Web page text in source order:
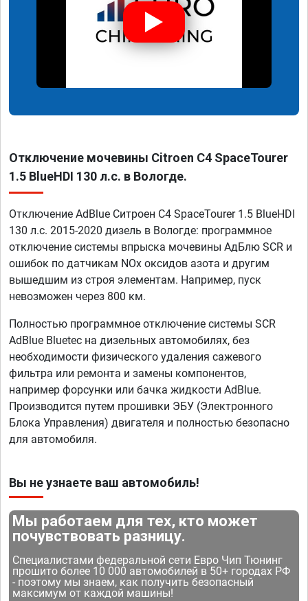
Отключение мочевины Citroen C4 SpaceTourer
1.5 BlueHDI 130 л.с. в Вологде.
Отключение AdBlue Ситроен C4 SpaceTourer 1.5 BlueHDI
130 л.с. 2015-2020 дизель в Вологде: программное
отключение системы впрыска мочевины АдБлю SCR и
ошибок по датчикам NOx оксидов азота и другим
вышедшим из строя элементам. Например, пуск
невозможен через 800 км.
Полностью программное отключение системы SCR
AdBlue Bluetec на дизельных автомобилях, без
необходимости физического удаления сажевого
фильтра или ремонта и замены компонентов,
например форсунки или бачка жидкости AdBlue.
Производится путем прошивки ЭБУ (Электронного
Блока Управления) двигателя и полностью безопасно
для автомобиля.
Вы не узнаете ваш автомобиль!
Мы работаем для тех, кто может
почувствовать разницу.
Специалистами федеральной сети Евро Чип Тюнинг
прошито более 10 000 автомобилей в 50+ городах РФ
- поэтому мы знаем, как получить безопасный
максимум от каждой машины!